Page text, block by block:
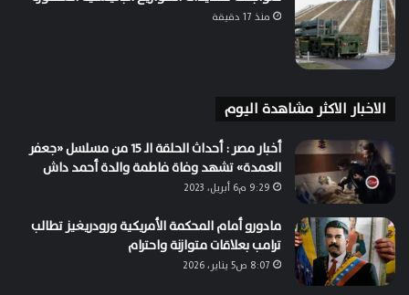
منذ 17 دقيقة
الاخبار الاكثر مشاهدة اليوم
أخبار مصر : أحداث الحلقة الـ 15 من مسلسل «جعفر
العمدة» تشهد وفاة فاطمة والدة أحمد داش
9:29 م6 أبريل، 2023
مادورو أمام المحكمة الأمريكية ورودريغيز تطالب
ترامب بعلاقات متوازنة واحترام
8:07 ص5 يناير، 2026